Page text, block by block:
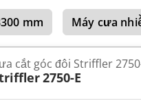
mm
Máy cưa
cắt góc đôi Striffler
2750-E